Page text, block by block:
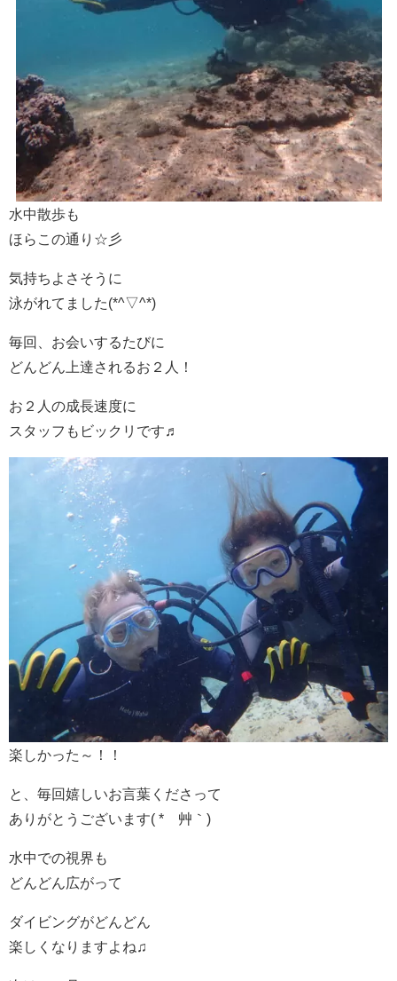
水中散歩も
ほらこの通り☆彡
気持ちよさそうに
泳がれてました(*^▽^*)
毎回、お会いするたびに
どんどん上達されるお２人！
お２人の成長速度に
スタッフもビックリです♬
楽しかった～！！
と、毎回嬉しいお言葉くださって
ありがとうございます( *´艸｀)
水中での視界も
どんどん広がって
ダイビングがどんどん
楽しくなりますよね♫